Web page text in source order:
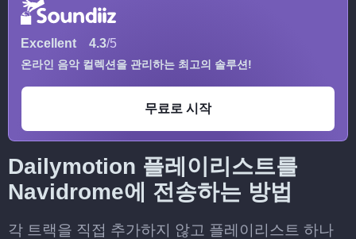
Excellent 4.3/5
온라인 음악 컬렉션을 관리하는 최고의 솔루션!
무료로 시작
Dailymotion 플레이리스트를
Navidrome에 전송하는 방법
각 트랙을 직접 추가하지 않고 플레이리스트 하나